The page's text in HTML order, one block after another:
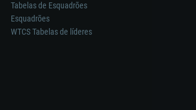
Tabelas de Esquadrões
Esquadrões
WTCS Tabelas de líderes